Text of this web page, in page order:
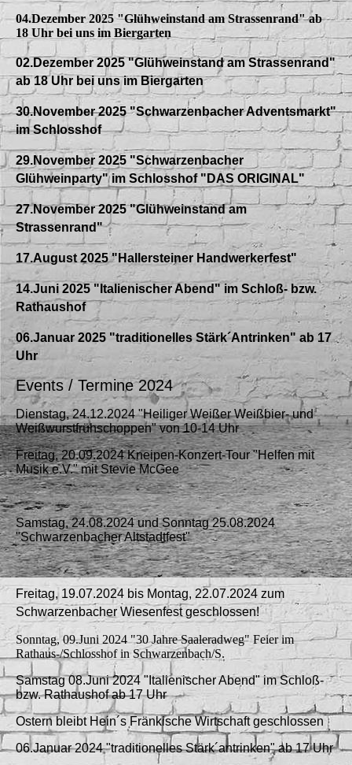
04.Dezember 2025 "Glühweinstand am Strassenrand" ab
18 Uhr bei uns im Biergarten
02.Dezember 2025 "Glühweinstand am Strassenrand"
ab 18 Uhr bei uns im Biergarten
30.November 2025 "Schwarzenbacher Adventsmarkt"
im Schlosshof
29.November 2025 "Schwarzenbacher
Glühweinparty" im Schlosshof "DAS ORIGINAL"
27.November 2025 "Glühweinstand am
Strassenrand"
17.August 2025 "Hallersteiner Handwerkerfest"
14.Juni 2025 "Italienischer Abend" im Schloß- bzw.
Rathaushof
06.Januar 2025 "traditionelles Stärk´Antrinken" ab 17
Uhr
Events / Termine 2024
Dienstag, 24.12.2024 "Heiliger Weißer Weißbier- und
Weißwurstfrühschoppen" von 10-14 Uhr
Freitag, 20.09.2024 Kneipen-Konzert-Tour "Helfen mit
Musik e.V." mit Stevie McGee
Samstag, 24.08.2024 und Sonntag 25.08.2024
"Schwarzenbacher Altstadtfest"
Freitag, 19.07.2024 bis Montag, 22.07.2024 zum
Schwarzenbacher Wiesenfest geschlossen!
Sonntag, 09.Juni 2024 "30 Jahre Saaleradweg" Feier im
Rathaus-/Schlosshof in Schwarzenbach/S.
Samstag 08.Juni 2024 "Italienischer Abend" im Schloß-
bzw. Rathaushof ab 17 Uhr
Ostern bleibt Hein´s Fränkische Wirtschaft geschlossen
06.Januar 2024 "traditionelles Stärk´antrinken" ab 17 Uhr